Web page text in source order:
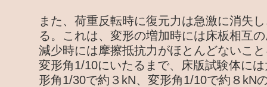
また、荷重反転時に復元力は急激に消失
る。これは、変形の増加時には床板相互
減少時には摩擦抵抗力がほとんどないこ
変形角1/10にいたるまで、床版試験体に
形角1/30で約３kN、変形角1/10で約８kN